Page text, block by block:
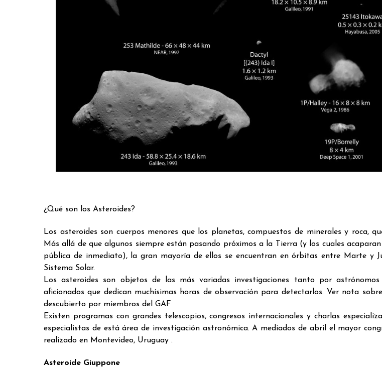
¿Qué son los Asteroides?
Los asteroides son cuerpos menores que los planetas, compuestos de minerales y roca,
Más allá de que algunos siempre están pasando próximos a la Tierra (y los cuales
pública de inmediato), la gran mayoría de ellos se encuentran en órbitas entre Marte y
Sistema Solar.
Los asteroides son objetos de las más variadas investigaciones tanto por
aficionados que dedican muchísimas horas de observación para detectarlos. Ver nota
descubierto por miembros del GAF
Existen programas con grandes telescopios, congresos internacionales y charlas
especialistas de está área de investigación astronómica. A mediados de abril el mayor
realizado en Montevideo, Uruguay .
Asteroide Giuppone